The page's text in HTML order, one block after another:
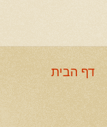
דף הבית